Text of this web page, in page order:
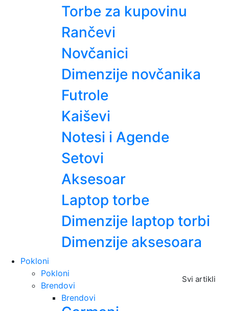
Torbe za kupovinu
Rančevi
Novčanici
Dimenzije novčanika
Futrole
Kaiševi
Notesi i Agende
Setovi
Aksesoar
Laptop torbe
Dimenzije laptop torbi
Dimenzije aksesoara
Pokloni
Svi artikli
Pokloni
Brendovi
Brendovi